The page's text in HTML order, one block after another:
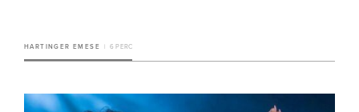
HARTINGER EMESE 6 PERC